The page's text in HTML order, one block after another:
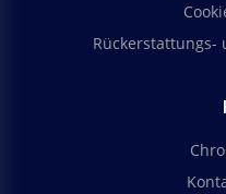
Rückerstattungs-